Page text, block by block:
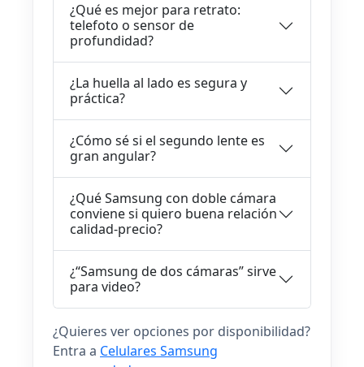
¿Qué es mejor para retrato:
telefoto o sensor de
profundidad?
¿La huella al lado es segura y
práctica?
¿Cómo sé si el segundo lente es
gran angular?
¿Qué Samsung con doble cámara
conviene si quiero buena relación
calidad-precio?
¿“Samsung de dos cámaras” sirve
para video?
¿Quieres ver opciones por disponibilidad?
Entra a Celulares Samsung